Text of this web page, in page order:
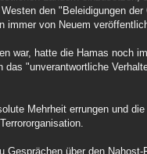
den "Beleidigungen der
immer von Neuem
war, hatte die Hamas noch
"unverantwortliche
Mehrheit errungen und
über den